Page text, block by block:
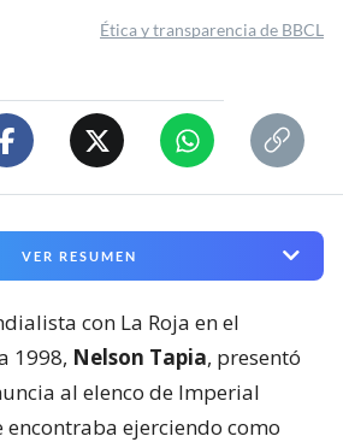
Ética y transparencia de BBCL
VER RESUMEN
con La Roja en el
1998, Nelson Tapia, presentó
al elenco de Imperial
encontraba ejerciendo como